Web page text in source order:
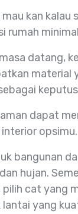
kan kalau
rumah
datang,
material
dapat
opsimu.
bangunan
hujan.
cat yang
lantai yang